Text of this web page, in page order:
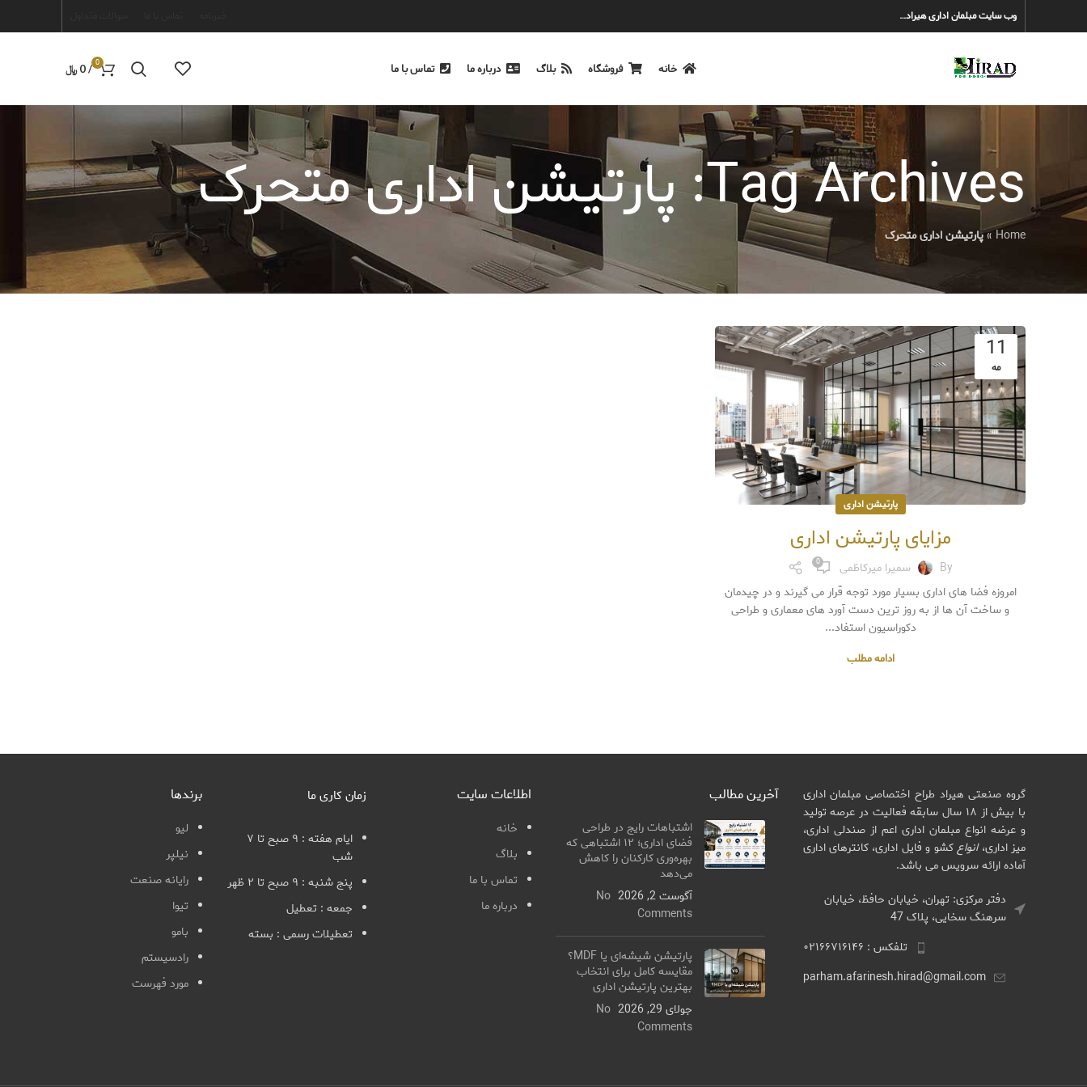
وب سایت مبلمان اداری هیراد…
خانه فروشگاه بلاگ درباره ما تماس با ما 0
/
0 ﷼
Tag Archives: پارتیشن اداری متحرک
Home
»پارتیشن اداری متحرک
11
مه
پارتیشن اداری
مزایای پارتیشن اداری
By سمیرا میرکاظمی 0
امروزه فضا های اداری بسیار مورد توجه قرار می گیرند و در چیدمان
و ساخت آن ها از به روز ترین دست آورد های معماری و طراحی
دکوراسیون استفاد...
ادامه مطلب
گروه صنعتی هیراد طراح اختصاصی مبلمان اداری
با بیش از ۱۸ سال سابقه فعالیت در عرصه تولید
و عرضه انواع مبلمان اداری اعم از صندلی اداری،
میز اداری،انواعکشو و فایل اداری، کانترهای اداری
آماده ارائه سرویس می باشد.
دفتر مرکزی: تهران، خیابان حافظ، خیابان
سرهنگ سخایی، پلاک 47
تلفکس : ۰۲۱۶۶۷۱۶۱۴۶
parham.afarinesh.hirad@gmail.com
آخرین مطالب
اشتباهات رایج در طراحی
فضای اداری؛ ۱۲ اشتباهی که
بهره‌وری کارکنان را کاهش
می‌دهد
آگوست 2, 2026
No
Comments
پارتیشن شیشه‌ای یا MDF؟
مقایسه کامل برای انتخاب
بهترین پارتیشن اداری
جولای 29, 2026
No
Comments
اطلاعات سایت
خانه
بلاگ
تماس با ما
درباره ما
زمان کاری ما
ایام هفته : ۹ صبح تا ۷
شب
پنج شنبه : ۹ صبح تا ۲ ظهر
جمعه : تعطیل
تعطیلات رسمی : بسته
برندها
لیو
نیلپر
رایانه صنعت
تیوا
بامو
رادسیستم
مورد فهرست